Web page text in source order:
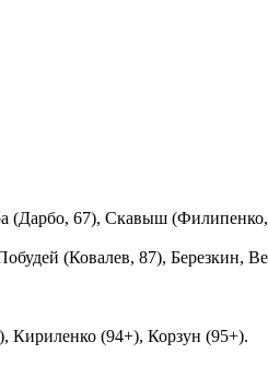
67), Скавыш
(Ковалев, 87),
Кириленко (94+), Корзун (95+).